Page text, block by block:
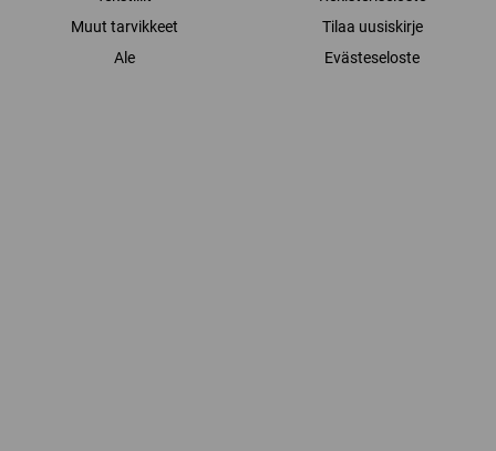
Muut tarvikkeet
Ale
Tilaa uusiskirje
Evästeseloste